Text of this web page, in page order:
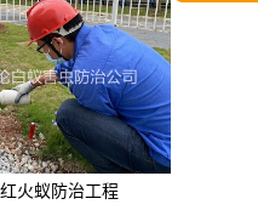
火蚁防治工程